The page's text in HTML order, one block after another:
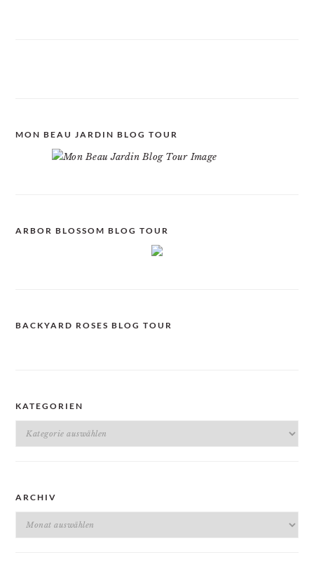
MON BEAU JARDIN BLOG TOUR
ARBOR BLOSSOM BLOG TOUR
BACKYARD ROSES BLOG TOUR
KATEGORIEN
Kategorien
ARCHIV
Archiv